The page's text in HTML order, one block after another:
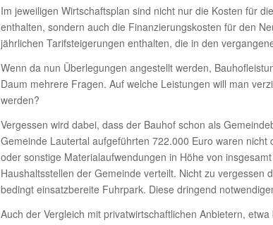
Im jeweiligen Wirtschaftsplan sind nicht nur die Kosten für
enthalten, sondern auch die Finanzierungskosten für den
jährlichen Tarifsteigerungen enthalten, die in den
Wenn da nun Überlegungen angestellt werden,
Daum mehrere Fragen. Auf welche Leistungen will man
werden?
Vergessen wird dabei, dass der Bauhof schon als
Gemeinde Lautertal aufgeführten 722.000 Euro waren
oder sonstige Materialaufwendungen in Höhe von
Haushaltsstellen der Gemeinde verteilt. Nicht zu
bedingt einsatzbereite Fuhrpark. Diese dringend
Auch der Vergleich mit privatwirtschaftlichen Anbietern,